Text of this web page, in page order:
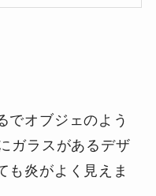
でオブジェのよう
ガラスがあるデザ
も炎がよく見えま